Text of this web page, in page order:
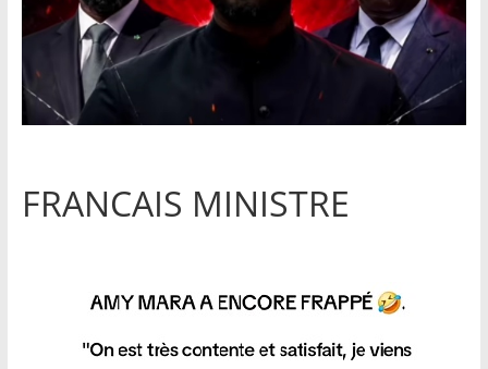
FRANCAIS MINISTRE